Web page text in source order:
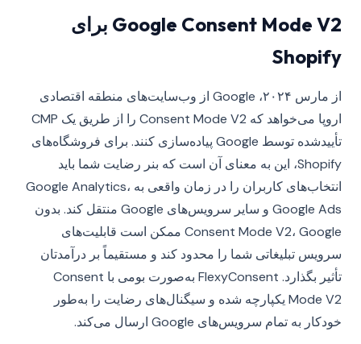
Google Consent Mode V2 برای
Shopify
از مارس ۲۰۲۴، Google از وب‌سایت‌های منطقه اقتصادی
اروپا می‌خواهد که Consent Mode V2 را از طریق یک CMP
تأییدشده توسط Google پیاده‌سازی کنند. برای فروشگاه‌های
Shopify، این به معنای آن است که بنر رضایت شما باید
انتخاب‌های کاربران را در زمان واقعی به Google Analytics،
Google Ads و سایر سرویس‌های Google منتقل کند. بدون
Consent Mode V2، Google ممکن است قابلیت‌های
سرویس تبلیغاتی شما را محدود کند و مستقیماً بر درآمدتان
تأثیر بگذارد. FlexyConsent به‌صورت بومی با Consent
Mode V2 یکپارچه شده و سیگنال‌های رضایت را به‌طور
خودکار به تمام سرویس‌های Google ارسال می‌کند.